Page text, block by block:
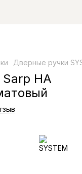
Дверные ручки
Sarp НА